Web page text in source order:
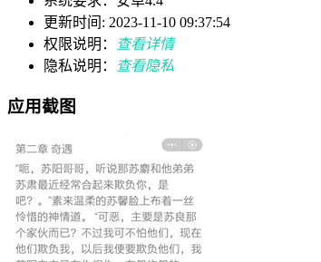
更新时间: 2023-11-10 09:37:54
权限说明：
查看详情
隐私说明：
查看隐私
应用截图